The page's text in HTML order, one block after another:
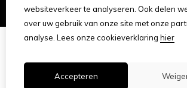
websiteverkeer te analyseren. Ook delen
over uw gebruik van onze site met onze
analyse. Lees onze cookieverklaring hier
Accepteren